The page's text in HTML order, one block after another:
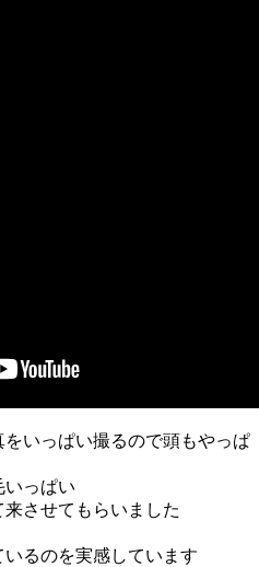
いっぱい撮るので頭もやっぱ
いっぱい
させてもらいました
るのを実感しています